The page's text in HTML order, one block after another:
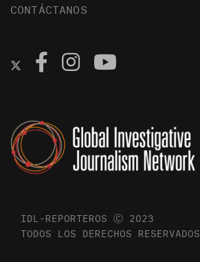
CONTÁCTANOS
IDL-REPORTEROS Ⓒ 2023
TODOS LOS DERECHOS RESERVADOS